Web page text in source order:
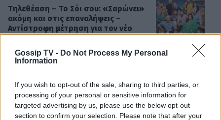
Gossip TV - Do Not Process My Personal
Information
If you wish to opt-out of the sale, sharing to third parties, or
processing of your personal or sensitive information for
targeted advertising by us, please use the below opt-out
section to confirm your selection. Please note that after your
Τηλεθέαση – Το Σόι σου: «Σαρώνει»
ακόμη και στις επαναλήψεις –
Αντίστροφη μέτρηση για τον νέο
κύκλο
Στον βυθό για μαργαριτάρια η Αθηνά
Οικονομάκου και ο Μπρούνο
Τσερέλα - To βίντεο με την
ανακάλυψη
ΟΛΕΣ ΟΙ ΕΙΔΗΣΕΙΣ